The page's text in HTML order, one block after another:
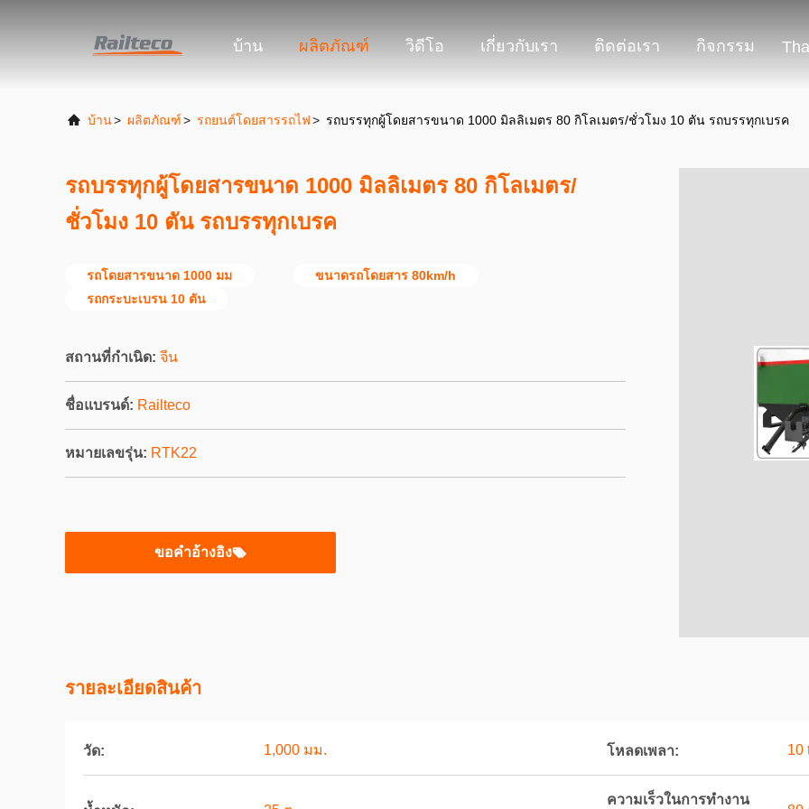
บ้าน ผลิตภัณฑ์ วิดีโอ เกี่ยวกับเรา ติดต่อเรา กิจกรรม
บ้าน> ผลิตภัณฑ์> รถยนต์โดยสารรถไฟ> รถบรรทุกผู้โดยสารขนาด 1000 มิลลิเมตร 80 กิโลเมตร/ชั่วโมง 10 ตัน รถบรรทุกเบรค
รถบรรทุกผู้โดยสารขนาด 1000 มิลลิเมตร 80 กิโลเมตร/
ชั่วโมง 10 ตัน รถบรรทุกเบรค
รถโดยสารขนาด 1000 มม
ขนาดรถโดยสาร 80km/h
รถกระบะเบรน 10 ตัน
สถานที่กำเนิด: จีน
ชื่อแบรนด์: Railteco
หมายเลขรุ่น: RTK22
ขอคําอ้างอิง
รายละเอียดสินค้า
วัด: 1,000 มม. โหลดเพลา: 10
ความเร็วในการทำงาน